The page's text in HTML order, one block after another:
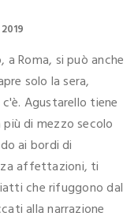
Roma, si può anche
solo la sera,
Agustarello tiene
di mezzo secolo
ai bordi di
affettazioni, ti
che rifuggono dal
alla narrazione